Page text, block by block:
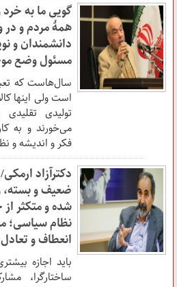
گویی ما به
همۀ مردم و در
دانشمندان و
مسئول وضع
سال‌هاست که
است ولی اینها
تولیدی
می‌خورند و به
فکر و اندیشه
ضعیف و بسته،
شده و متکثر از
نظام سیاسی؛
انعطاف و تعادل
باید اجازه
ساختارگرا،